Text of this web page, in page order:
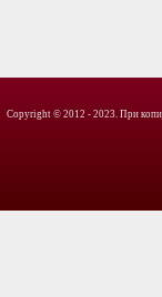
Copyright © 2012 - 2023. При